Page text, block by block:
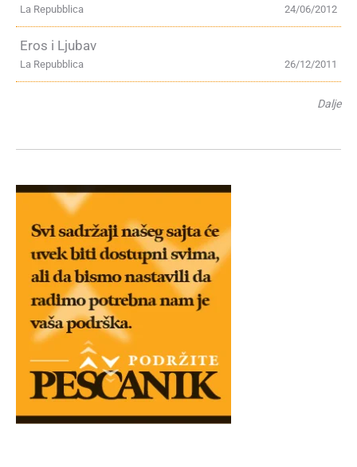
24/06/2012
La Repubblica
Eros i Ljubav
26/12/2011
La Repubblica
Dalje